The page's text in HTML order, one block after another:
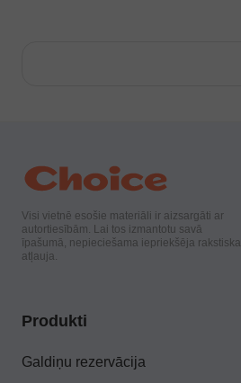
Visi vietnē esošie materiāli ir aizsargāti ar
autortiesībām. Lai tos izmantotu savā
īpašumā, nepieciešama iepriekšēja rakstiska
atļauja.
Produkti
Galdiņu rezervācija